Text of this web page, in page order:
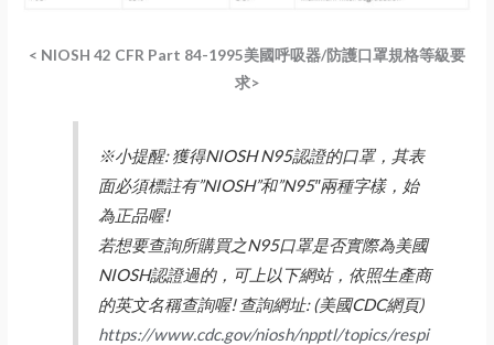
< NIOSH 42 CFR Part 84-1995美國呼吸器/防護口罩規格等級要
求>
※小提醒: 獲得NIOSH N95認證的口罩，其表
面必須標註有”NIOSH”和”N95″兩種字樣，始
為正品喔!
若想要查詢所購買之N95口罩是否實際為美國
NIOSH認證過的，可上以下網站，依照生產商
的英文名稱查詢喔! 查詢網址: (美國CDC網頁)
https://www.cdc.gov/niosh/npptl/topics/respi